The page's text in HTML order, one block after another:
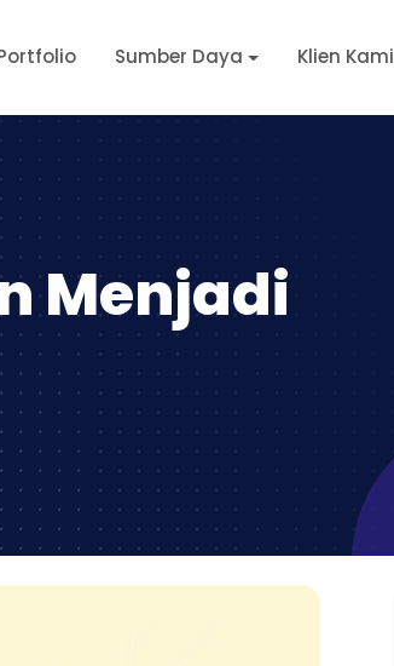
Sumber Daya Klien Kami
Menjadi